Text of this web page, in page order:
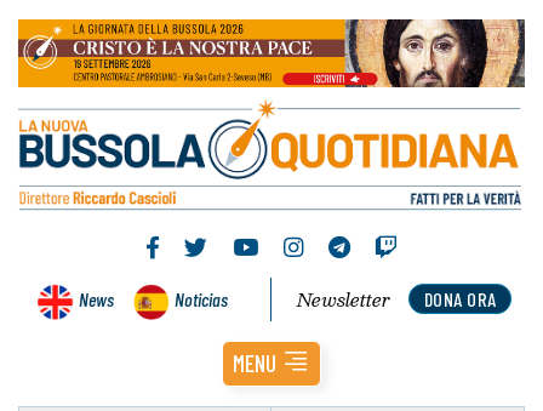
News Noticias DONA ORA
Newsletter
MENU